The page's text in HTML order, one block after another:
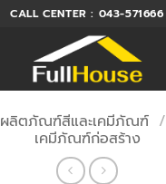
CALL CENTER : 043-571666
ผลิตภัณฑ์สีและเคมีภัณฑ์ /
เคมีภัณฑ์ก่อสร้าง